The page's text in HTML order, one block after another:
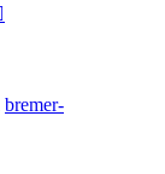
bremer-